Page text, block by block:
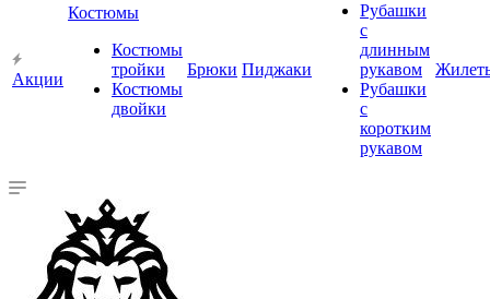
Акции
Костюмы
Костюмы
тройки
Костюмы
двойки
Брюки Пиджаки
Рубашки
с
длинным
рукавом
Рубашки
с
коротким
рукавом